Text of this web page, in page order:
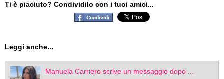
Ti è piaciuto? Condividilo con i tuoi amici...
Leggi anche...
Manuela Carriero scrive un messaggio dopo ...